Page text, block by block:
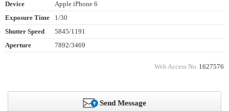
Device
Apple iPhone 6
Exposure Time
1/30
Shutter Speed
5845/1191
Aperture
7892/3469
Web Access No. 1627576
Send Message